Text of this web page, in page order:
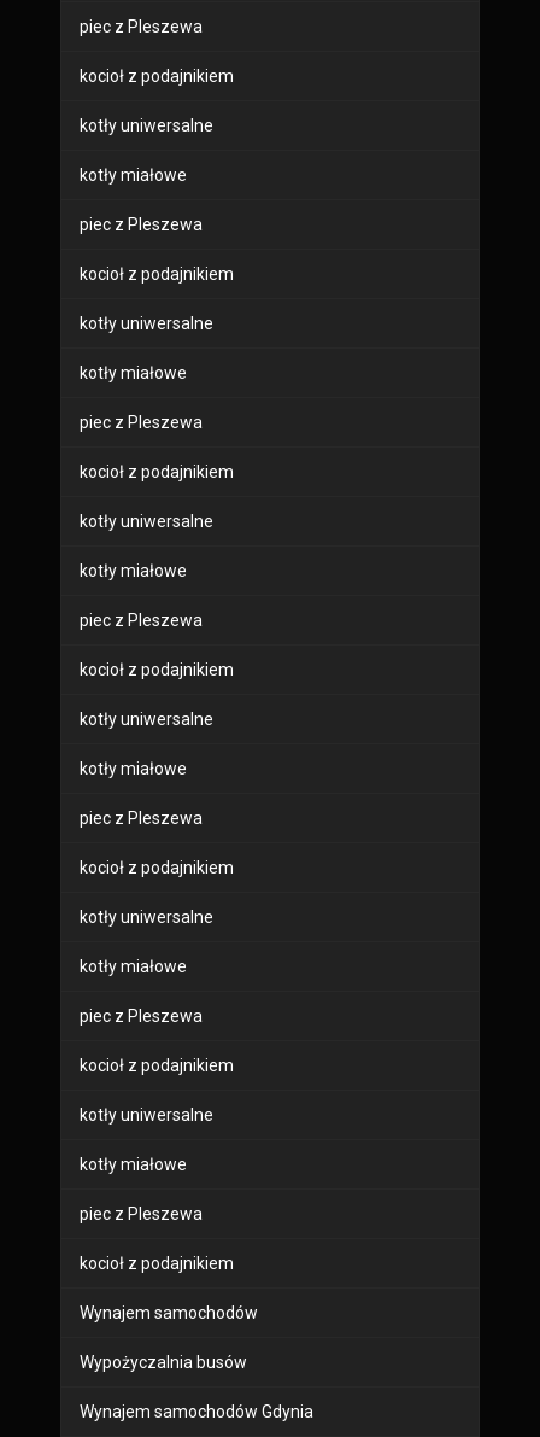
piec z Pleszewa
kocioł z podajnikiem
kotły uniwersalne
kotły miałowe
piec z Pleszewa
kocioł z podajnikiem
kotły uniwersalne
kotły miałowe
piec z Pleszewa
kocioł z podajnikiem
kotły uniwersalne
kotły miałowe
piec z Pleszewa
kocioł z podajnikiem
kotły uniwersalne
kotły miałowe
piec z Pleszewa
kocioł z podajnikiem
kotły uniwersalne
kotły miałowe
piec z Pleszewa
kocioł z podajnikiem
kotły uniwersalne
kotły miałowe
piec z Pleszewa
kocioł z podajnikiem
Wynajem samochodów
Wypożyczalnia busów
Wynajem samochodów Gdynia